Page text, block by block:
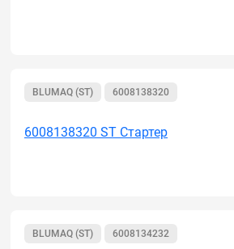
BLUMAQ (ST) 6008138320
6008138320 ST Стартер
BLUMAQ (ST) 6008134232